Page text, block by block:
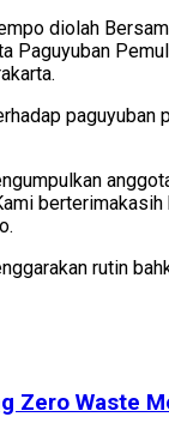
diolah
Paguyuban
rutin
Zero Waste